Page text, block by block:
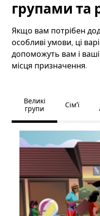
групами та
Якщо вам потрібен
особливі умови, ці
допоможуть вам і
місця призначення.
Великі
групи
Сім’ї